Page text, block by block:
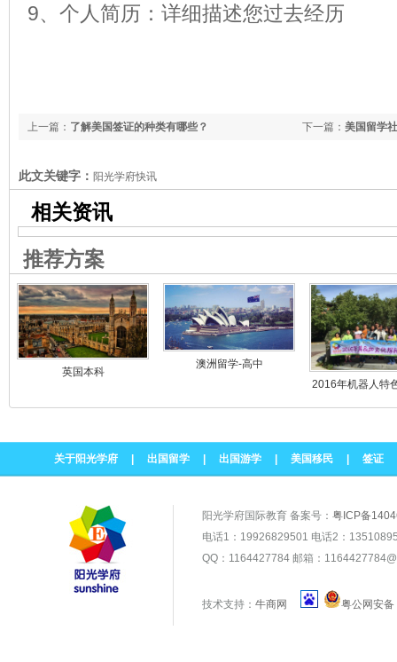
9、个人简历：详细描述您过去经历
下一篇： 美国留学
上一篇： 了解美国签证的种类有哪些？
此文关键字： 阳光学府快讯
相关资讯
推荐方案
英国本科
澳洲留学-高中
2016年机器人特
关于阳光学府 出国留学 出国游学 美国移民 签证
阳光学府国际教育 备案号： 粤ICP备
电话1：19926829501 电话2：
QQ：1164427784 邮箱：
技术支持： 牛商网 粤公网安